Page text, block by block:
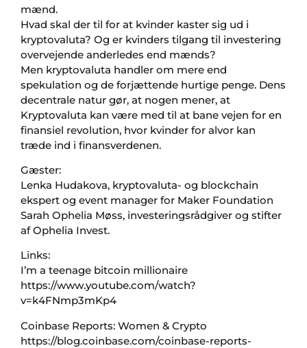
mænd.
Hvad skal der til for at kvinder kaster sig ud i
kryptovaluta? Og er kvinders tilgang til investering
overvejende anderledes end mænds?
Men kryptovaluta handler om mere end
spekulation og de forjættende hurtige penge. Dens
decentrale natur gør, at nogen mener, at
Kryptovaluta kan være med til at bane vejen for en
finansiel revolution, hvor kvinder for alvor kan
træde ind i finansverdenen.
Gæster:
Lenka Hudakova, kryptovaluta- og blockchain
ekspert og event manager for Maker Foundation
Sarah Ophelia Møss, investeringsrådgiver og stifter
af Ophelia Invest.
Links:
I’m a teenage bitcoin millionaire
https://www.youtube.com/watch?
v=k4FNmp3mKp4
Coinbase Reports: Women & Crypto
https://blog.coinbase.com/coinbase-reports-